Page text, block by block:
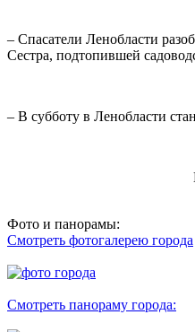
– Спасатели Ленобласти
Сестра, подтопившей
– В субботу в Ленобласти
Фото и панорамы:
Смотреть фотогалерею города
Смотреть панораму города: